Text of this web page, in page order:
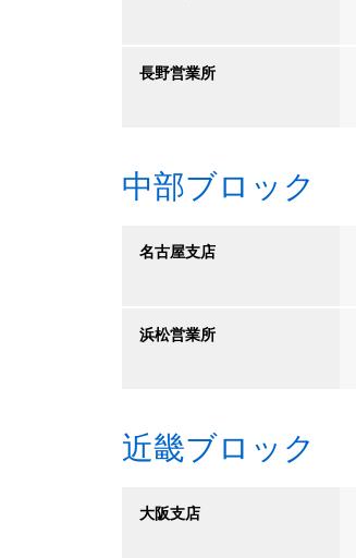
長野営業所
中部ブロック
名古屋支店
浜松営業所
近畿ブロック
大阪支店